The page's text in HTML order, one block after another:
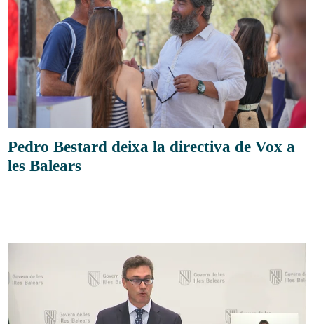
Pedro Bestard deixa la directiva de Vox a
les Balears